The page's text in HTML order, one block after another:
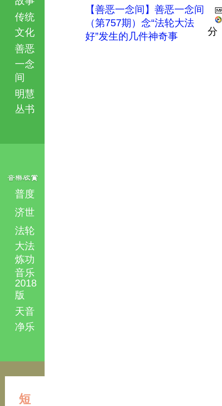
传统
文化
善恶
一念
间
明慧
丛书
普度
济世
法轮
大法
炼功
音乐
2018
版
天音
净乐
短
【善恶一念间】善恶一念间
（第757期）念“法轮大法
好”发生的几件神奇事
分